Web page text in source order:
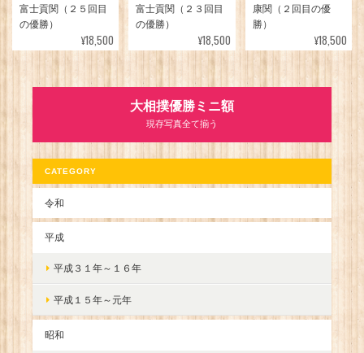
富士貢関（２５回目
の優勝）
¥18,500
富士貢関（２３回目
の優勝）
¥18,500
康関（２回目の優
勝）
¥18,500
大相撲優勝ミニ額
現存写真全て揃う
CATEGORY
令和
平成
平成３１年～１６年
平成１５年～元年
昭和